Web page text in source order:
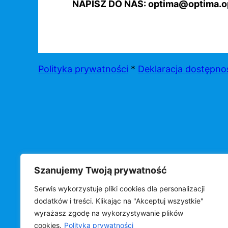
Szanujemy Twoją prywatność
Serwis wykorzystuje pliki cookies dla personalizacji
dodatków i treści. Klikając na "Akceptuj wszystkie"
wyrażasz zgodę na wykorzystywanie plików
cookies. Polityka prywatności
NAPISZ DO NAS:
Polityka prywatności * Deklaracja
©OPTIMA s.c.